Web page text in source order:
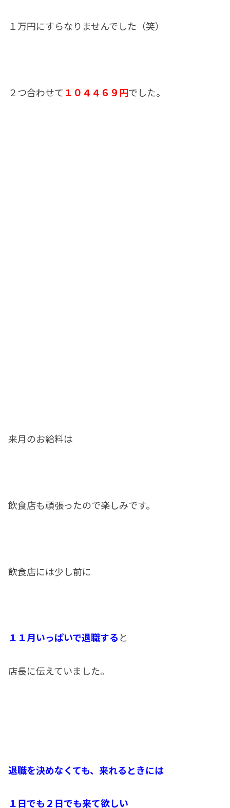
１万円にすらなりませんでした（笑）
２つ合わせて １０４４６９円でした。
来月のお給料は
飲食店も頑張ったので楽しみです。
飲食店には少し前に
１１月いっぱいで退職すると
店長に伝えていました。
退職を決めなくても、来れるときには
１日でも２日でも来て欲しい